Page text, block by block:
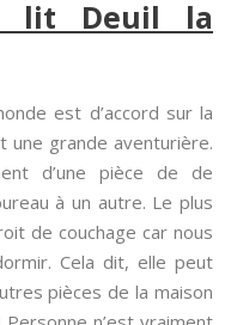
lit Deuil la
est d’accord sur la
une grande aventurière.
d’une pièce de de
à un autre. Le plus
de couchage car nous
Cela dit, elle peut
pièces de la maison